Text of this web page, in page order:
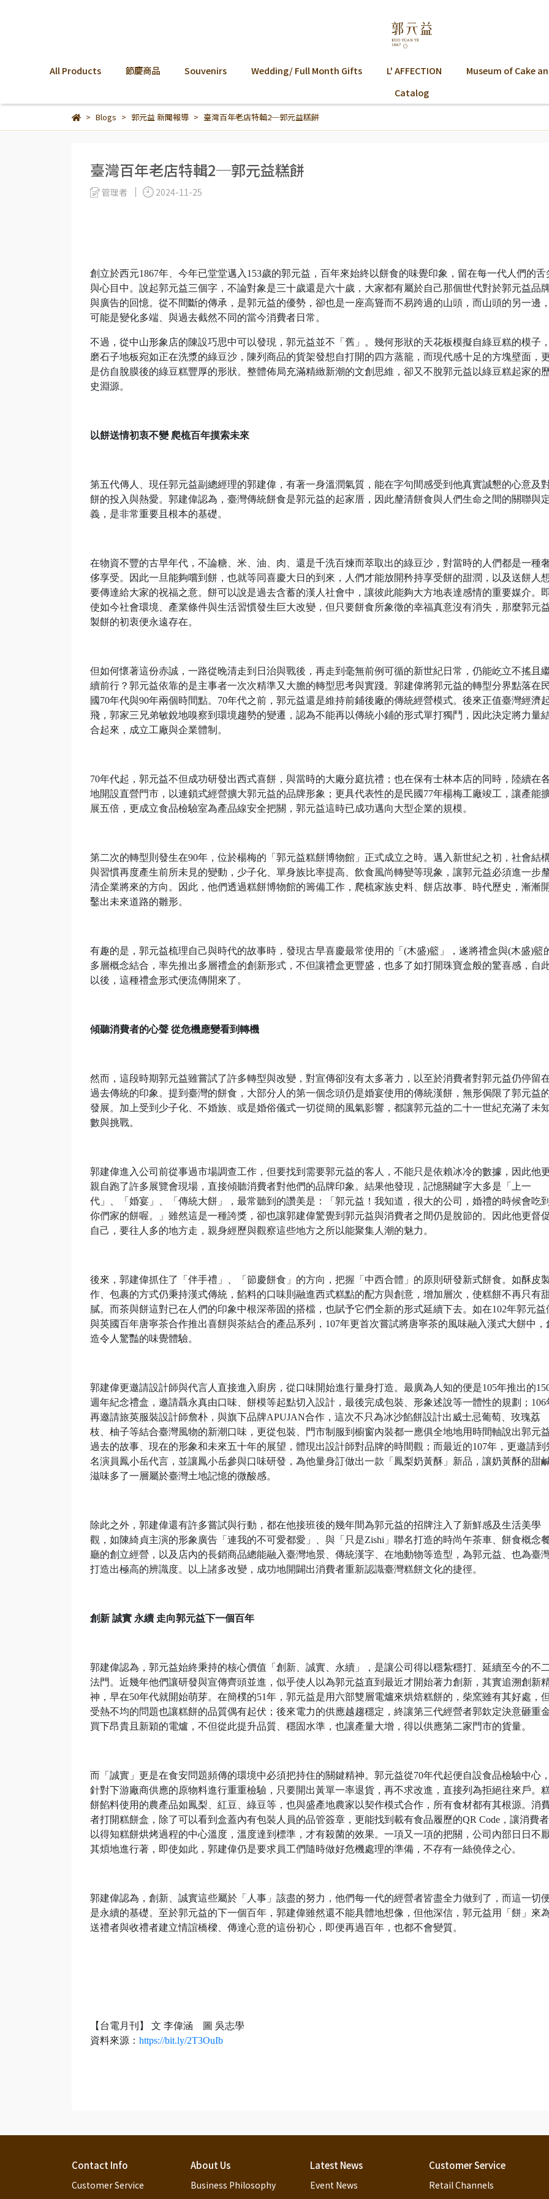
All Products 節慶商品 Souvenirs Wedding/ Full Month Gifts L' AFFECTION Museum of Cake
Catalog
Blogs 郭元益 新聞報導 臺灣百年老店特輯2─郭元益糕餅
臺灣百年老店特輯2─郭元益糕餅
管理者 2024-11-25
創立於西元1867年、今年已堂堂邁入153歲的郭元益，百年來始終以餅食的味覺印象，留在每一代人們的舌
與心目中。說起郭元益三個字，不論對象是三十歲還是六十歲，大家都有屬於自己那個世代對於郭元益品
與廣告的回憶。從不間斷的傳承，是郭元益的優勢，卻也是一座高聳而不易跨過的山頭，而山頭的另一邊，
可能是變化多端、與過去截然不同的當今消費者日常。
不過，從中山形象店的陳設巧思中可以發現，郭元益並不「舊」。幾何形狀的天花板模擬自綠豆糕的模子，
磨石子地板宛如正在洗漿的綠豆沙，陳列商品的貨架發想自打開的四方蒸籠，而現代感十足的方塊壁面，
是仿自脫膜後的綠豆糕豐厚的形狀。整體佈局充滿精緻新潮的文創思維，卻又不脫郭元益以綠豆糕起家的
史淵源。
以餅送情初衷不變 爬梳百年摸索未來
第五代傳人、現任郭元益副總經理的郭建偉，有著一身溫潤氣質，能在字句間感受到他真實誠懇的心意及
餅的投入與熱愛。郭建偉認為，臺灣傳統餅食是郭元益的起家厝，因此釐清餅食與人們生命之間的關聯與
義，是非常重要且根本的基礎。
在物資不豐的古早年代，不論糖、米、油、肉、還是千洗百煉而萃取出的綠豆沙，對當時的人們都是一種
侈享受。因此一旦能夠嚐到餅，也就等同喜慶大日的到來，人們才能放開矜持享受餅的甜潤，以及送餅人
要傳達給大家的祝福之意。餅可以說是過去含蓄的漢人社會中，讓彼此能夠大方地表達感情的重要媒介。即
使如今社會環境、產業條件與生活習慣發生巨大改變，但只要餅食所象徵的幸福真意沒有消失，那麼郭元
製餅的初衷便永遠存在。
但如何懷著這份赤誠，一路從晚清走到日治與戰後，再走到毫無前例可循的新世紀日常，仍能屹立不搖且
續前行？郭元益依靠的是主事者一次次精準又大膽的轉型思考與實踐。郭建偉將郭元益的轉型分界點落在
國70年代與90年兩個時間點。70年代之前，郭元益還是維持前鋪後廠的傳統經營模式。後來正值臺灣經濟
飛，郭家三兄弟敏銳地嗅察到環境趨勢的變遷，認為不能再以傳統小鋪的形式單打獨鬥，因此決定將力量
合起來，成立工廠與企業體制。
70年代起，郭元益不但成功研發出西式喜餅，與當時的大廠分庭抗禮；也在保有士林本店的同時，陸續在
地開設直營門市，以連鎖式經營擴大郭元益的品牌形象；更具代表性的是民國77年楊梅工廠竣工，讓產能
展五倍，更成立食品檢驗室為產品線安全把關，郭元益這時已成功邁向大型企業的規模。
第二次的轉型則發生在90年，位於楊梅的「郭元益糕餅博物館」正式成立之時。邁入新世紀之初，社會結
與習慣再度產生前所未見的變動，少子化、單身族比率提高、飲食風尚轉變等現象，讓郭元益必須進一步
清企業將來的方向。因此，他們透過糕餅博物館的籌備工作，爬梳家族史料、餅店故事、時代歷史，漸漸開
鑿出未來道路的雛形。
有趣的是，郭元益梳理自己與時代的故事時，發現古早喜慶最常使用的「(木盛)籃」，遂將禮盒與(木盛)籃
多層概念結合，率先推出多層禮盒的創新形式，不但讓禮盒更豐盛，也多了如打開珠寶盒般的驚喜感，自
以後，這種禮盒形式便流傳開來了。
傾聽消費者的心聲 從危機應變看到轉機
然而，這段時期郭元益雖嘗試了許多轉型與改變，對宣傳卻沒有太多著力，以至於消費者對郭元益仍停留
過去傳統的印象。提到臺灣的餅食，大部分人的第一個念頭仍是婚宴使用的傳統漢餅，無形侷限了郭元益
發展。加上受到少子化、不婚族、或是婚俗儀式一切從簡的風氣影響，都讓郭元益的二十一世紀充滿了未
數與挑戰。
郭建偉進入公司前從事過市場調查工作，但要找到需要郭元益的客人，不能只是依賴冰冷的數據，因此他
親自跑了許多展覽會現場，直接傾聽消費者對他們的品牌印象。結果他發現，記憶關鍵字大多是「上一
代」、「婚宴」、「傳統大餅」，最常聽到的讚美是：「郭元益！我知道，很大的公司，婚禮的時候會吃到
你們家的餅喔。」雖然這是一種誇獎，卻也讓郭建偉驚覺到郭元益與消費者之間仍是脫節的。因此他更督促
自己，要往人多的地方走，親身經歷與觀察這些地方之所以能聚集人潮的魅力。
後來，郭建偉抓住了「伴手禮」、「節慶餅食」的方向，把握「中西合體」的原則研發新式餅食。如酥皮
作、包裹的方式仍秉持漢式傳統，餡料的口味則融進西式糕點的配方與創意，增加層次，使糕餅不再只有
膩。而茶與餅這對已在人們的印象中根深蒂固的搭檔，也賦予它們全新的形式延續下去。如在102年郭元益
與英國百年唐寧茶合作推出喜餅與茶結合的產品系列，107年更首次嘗試將唐寧茶的風味融入漢式大餅中，
造令人驚豔的味覺體驗。
郭建偉更邀請設計師與代言人直接進入廚房，從口味開始進行量身打造。最廣為人知的便是105年推出的
週年紀念禮盒，邀請聶永真由口味、餅模等起點切入設計，最後完成包裝、形象述說等一體性的規劃；106
再邀請旅英服裝設計師詹朴，與旗下品牌APUJAN合作，這次不只為冰沙餡餅設計出威士忌葡萄、玫瑰荔
枝、柚子等結合臺灣風物的新潮口味，更從包裝、門市制服到櫥窗內裝都一應俱全地地用時間軸說出郭元
過去的故事、現在的形象和未來五十年的展望，體現出設計師對品牌的時間觀；而最近的107年，更邀請到
名演員鳳小岳代言，並讓鳳小岳參與口味研發，為他量身訂做出一款「鳳梨奶黃酥」新品，讓奶黃酥的甜
滋味多了一層屬於臺灣土地記憶的微酸感。
除此之外，郭建偉還有許多嘗試與行動，都在他接班後的幾年間為郭元益的招牌注入了新鮮感及生活美學
觀，如陳綺貞主演的形象廣告「連我的不可愛都愛」、與「只是Zishi」聯名打造的時尚午茶車、餅食概念
廳的創立經營，以及店內的長銷商品總能融入臺灣地景、傳統漢字、在地動物等造型，為郭元益、也為臺
打造出極高的辨識度。以上諸多改變，成功地開闢出消費者重新認識臺灣糕餅文化的捷徑。
創新 誠實 永續 走向郭元益下一個百年
郭建偉認為，郭元益始終秉持的核心價值「創新、誠實、永續」，是讓公司得以穩紮穩打、延續至今的不二
法門。近幾年他們讓研發與宣傳齊頭並進，似乎使人以為郭元益直到最近才開始著力創新，其實追溯創新
神，早在50年代就開始萌芽。在簡樸的51年，郭元益是用六部雙層電爐來烘焙糕餅的，柴窯雖有其好處，但
受熱不均的問題也讓糕餅的品質偶有起伏；後來電力的供應越趨穩定，終讓第三代經營者郭欽定決意砸重
買下昂貴且新穎的電爐，不但從此提升品質、穩固水準，也讓產量大增，得以供應第二家門市的貨量。
而「誠實」更是在食安問題頻傳的環境中必須把持住的關鍵精神。郭元益從70年代起便自設食品檢驗中心，
針對下游廠商供應的原物料進行重重檢驗，只要開出黃單一率退貨，再不求改進，直接列為拒絕往來戶。
餅餡料使用的農產品如鳳梨、紅豆、綠豆等，也與盛產地農家以契作模式合作，所有食材都有其根源。消
者打開糕餅盒，除了可以看到盒蓋內有包裝人員的品管簽章，更能找到載有食品履歷的QR Code，讓消費
以得知糕餅烘烤過程的中心溫度，溫度達到標準，才有殺菌的效果。一項又一項的把關，公司內部日日不
其煩地進行著，即使如此，郭建偉仍是要求員工們隨時做好危機處理的準備，不存有一絲僥倖之心。
郭建偉認為，創新、誠實這些屬於「人事」該盡的努力，他們每一代的經營者皆盡全力做到了，而這一切
是永續的基礎。至於郭元益的下一個百年，郭建偉雖然還不能具體地想像，但他深信，郭元益用「餅」來
送禮者與收禮者建立情誼橋樑、傳達心意的這份初心，即便再過百年，也都不會變質。
【台電月刊】 文 李偉涵 圖 吳志學
資料來源： https://bit.ly/2T3OuIb
Contact Info
Customer Service
About Us
Business Philosophy
Latest News
Event News
Customer Service
Retail Channels